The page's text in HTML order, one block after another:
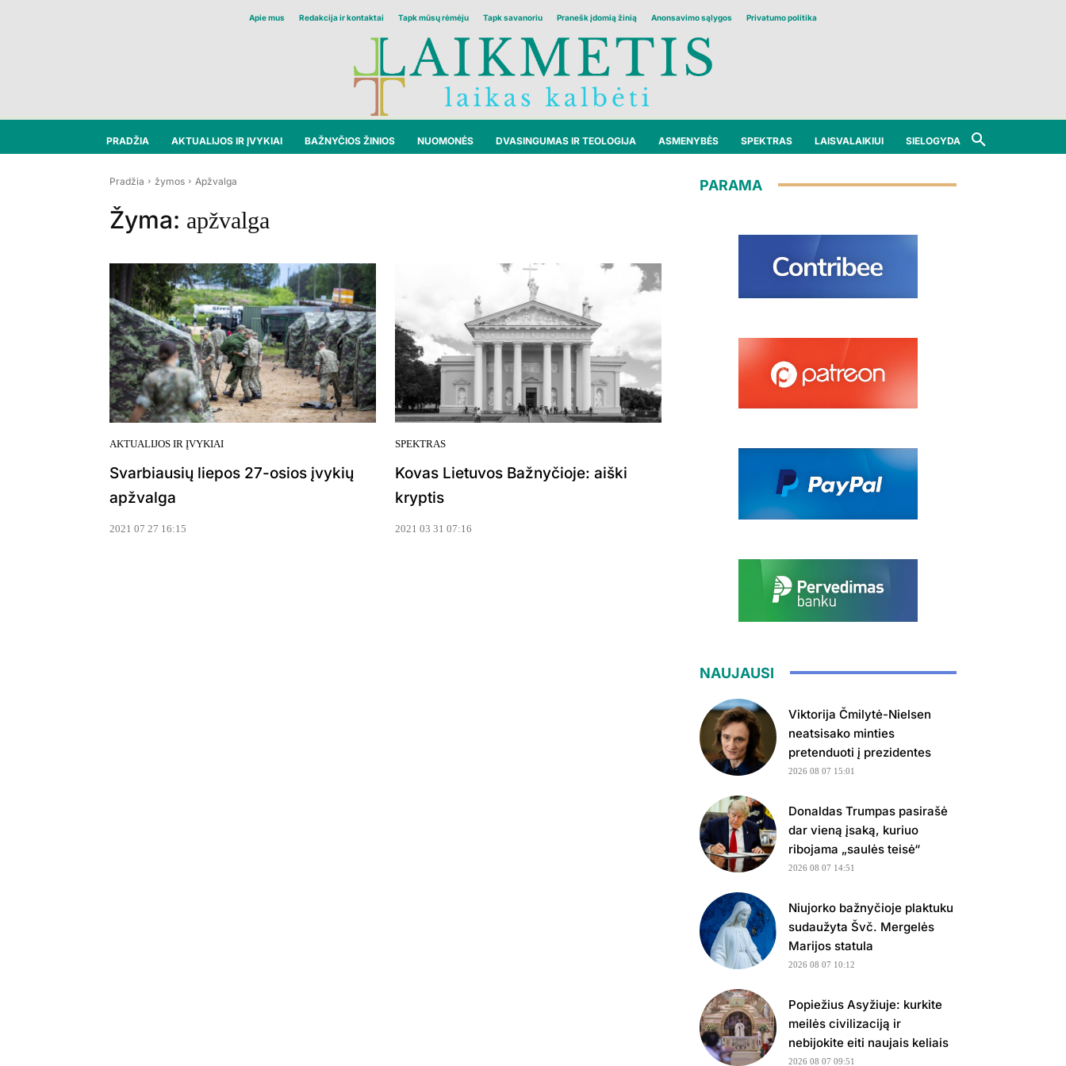
Apie mus Redakcija ir kontaktai Tapk mūsų rėmėju Tapk savanoriu Pranešk įdomią žinią Anonsavimo sąlygos Privatumo politika
PRADŽIA AKTUALIJOS IR ĮVYKIAI BAŽNYČIOS ŽINIOS NUOMONĖS DVASINGUMAS IR TEOLOGIJA ASMENYBĖS SPEKTRAS LAISVALAIKIUI SIELOGYDA
Pradžia žymos Apžvalga
Žyma: apžvalga
AKTUALIJOS IR ĮVYKIAI
Svarbiausių liepos 27-osios įvykių
apžvalga
2021 07 27 16:15
SPEKTRAS
Kovas Lietuvos Bažnyčioje: aiški
kryptis
2021 03 31 07:16
PARAMA
NAUJAUSI
Viktorija Čmilytė-Nielsen
neatsisako minties
pretenduoti į prezidentes
2026 08 07 15:01
Donaldas Trumpas pasirašė
dar vieną įsaką, kuriuo
ribojama „saulės teisė“
2026 08 07 14:51
Niujorko bažnyčioje plaktuku
sudaužyta Švč. Mergelės
Marijos statula
2026 08 07 10:12
Popiežius Asyžiuje: kurkite
meilės civilizaciją ir
nebijokite eiti naujais keliais
2026 08 07 09:51